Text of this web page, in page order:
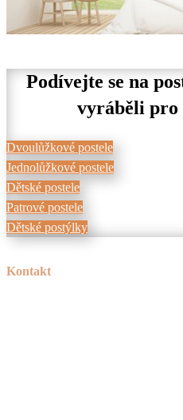
Podívejte se na
vyráběli pro
Dvoulůžkové postele
Jednolůžkové postele
Dětské postele
Patrové postele
Dětské postýlky
Kontakt